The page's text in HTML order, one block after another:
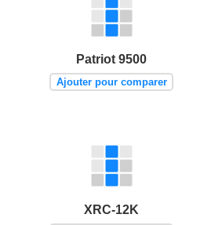
Patriot 9500
Ajouter pour comparer
XRC-12K